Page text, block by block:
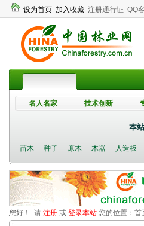
设为首页 加入收藏 注册通行证 QQ
名人名家 技术创新
本
苗木 种子 原木 木器 人造板
您好！ 请 注册 或 登录本站 您的位置： 首